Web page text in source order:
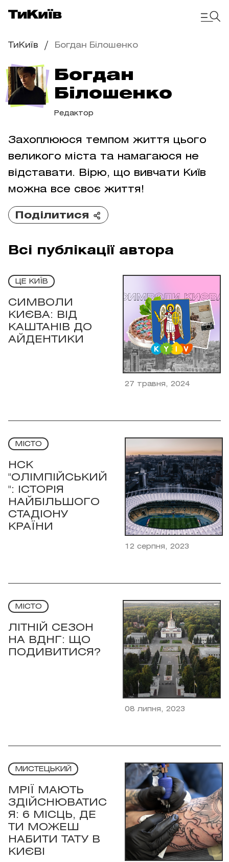
ТиКиїв Богдан Білошенко
Богдан
Білошенко
Редактор
Захоплююся темпом життя цього
великого міста та намагаюся не
відставати. Вірю, що вивчати Київ
можна все своє життя!
Поділитися
Всі публікації автора
ЦЕ КИЇВ
СИМВОЛИ
КИЄВА: ВІД
КАШТАНІВ ДО
АЙДЕНТИКИ
27 травня, 2024
МІСТО
НСК
"ОЛІМПІЙСЬКИЙ
": ІСТОРІЯ
НАЙБІЛЬШОГО
СТАДІОНУ
КРАЇНИ
12 серпня, 2023
МІСТО
ЛІТНІЙ СЕЗОН
НА ВДНГ: ЩО
ПОДИВИТИСЯ?
08 липня, 2023
МИСТЕЦЬКИЙ
МРІЇ МАЮТЬ
ЗДІЙСНЮВАТИС
Я: 6 МІСЦЬ, ДЕ
ТИ МОЖЕШ
НАБИТИ ТАТУ В
КИЄВІ